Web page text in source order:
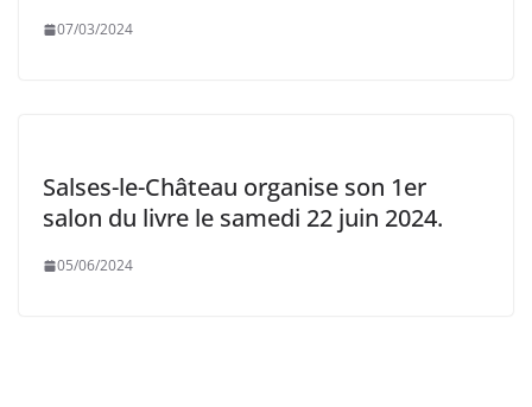
07/03/2024
Salses-le-Château organise son 1er
salon du livre le samedi 22 juin 2024.
05/06/2024